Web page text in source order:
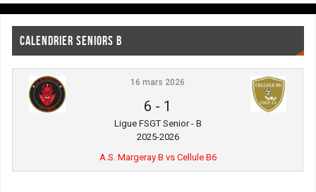
CALENDRIER SENIORS B
16 mars 2026
6 - 1
Ligue FSGT Senior - B
2025-2026
A.S. Margeray B vs Cellule B6